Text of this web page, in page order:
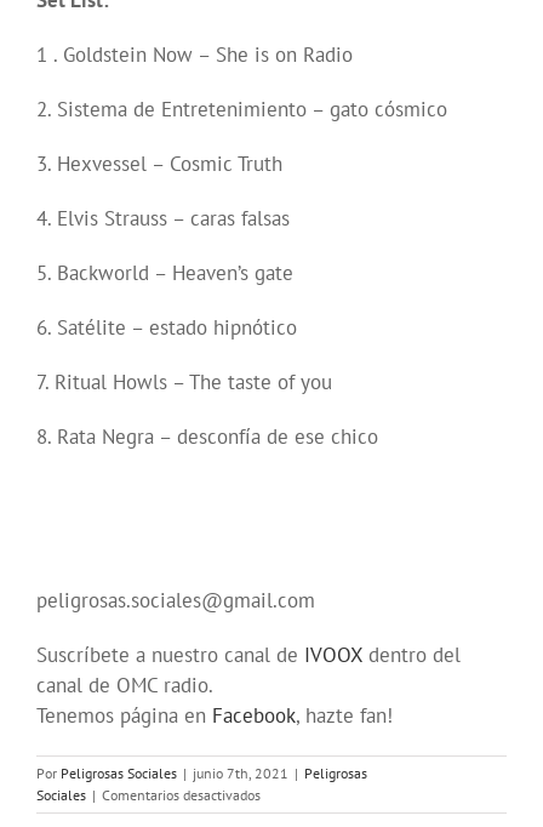
1 . Goldstein Now – She is on Radio
2. Sistema de Entretenimiento – gato cósmico
3. Hexvessel – Cosmic Truth
4. Elvis Strauss – caras falsas
5. Backworld – Heaven’s gate
6. Satélite – estado hipnótico
7. Ritual Howls – The taste of you
8. Rata Negra – desconfía de ese chico
peligrosas.sociales@gmail.com
Suscríbete a nuestro canal de IVOOX dentro del
canal de OMC radio.
Tenemos página en Facebook, hazte fan!
Por Peligrosas Sociales | junio 7th, 2021 | Peligrosas
Sociales | Comentarios desactivadosen
Programa